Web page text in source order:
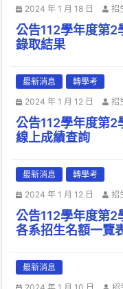
2024 年 1 月 18 日
招
公告112學年度第2
錄取結果
最新消息
轉學考
2024 年 1 月 12 日
招
公告112學年度第2
線上成績查詢
最新消息
轉學考
2024 年 1 月 12 日
招
公告112學年度第2
各系招生名額一覽
最新消息